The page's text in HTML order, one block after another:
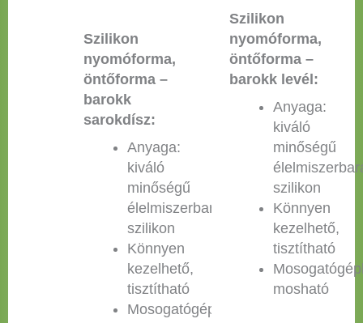
Szilikon
nyomóforma,
öntőforma –
barokk
sarokdísz:
Anyaga:
kiváló
minőségű
élelmiszerbarát
szilikon
Könnyen
kezelhető,
tisztítható
Mosogatógépben
Szilikon
nyomóforma,
öntőforma –
barokk levél:
Anyaga:
kiváló
minőségű
szilikon
Könnyen
kezelhető,
tisztítható
mosható